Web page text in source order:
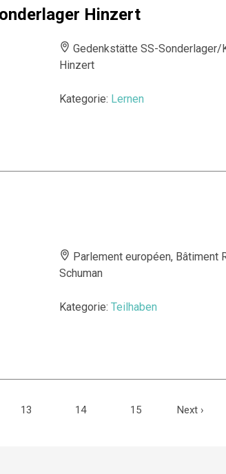
Hinzert
Gedenkstätte SS-Sonderlager/
Hinzert
Kategorie: Lernen
Parlement européen, Bâtiment
Schuman
Kategorie:Teilhaben
13 14 15 Next ›